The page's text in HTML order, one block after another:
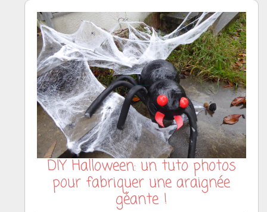
DIY Halloween: un tuto photos
pour fabriquer une araignée
géante !